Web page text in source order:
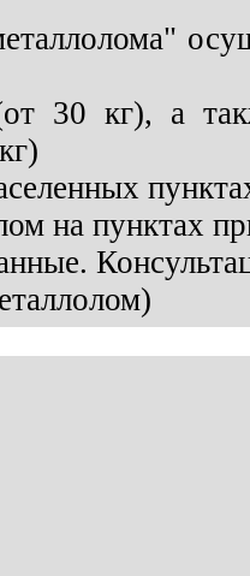
30 кг), а
на пунктах